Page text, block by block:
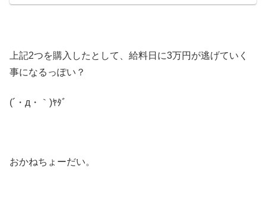
上記2つを購入したとして、給料日に3万円が逃げていく
事になるっぽい？
(´・д・｀)ﾔﾀﾞ
おかねちょーだい。